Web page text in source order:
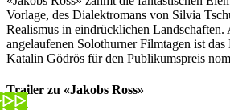
Vorlage, des Dialektromans von Silvia
Realismus in eindrücklichen Landschaften.
angelaufenen Solothurner Filmtagen ist
Katalin Gödrös für den Publikumspreis
Trailer zu «Jakobs Ross»